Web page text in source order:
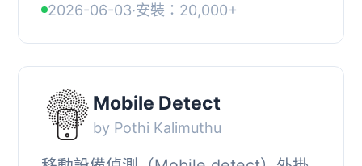
外掛可以偵測到使用者代理
(UserAgent)是否正在...
2026-06-03·安裝：20,000+
Mobile Detect
by Pothi Kalimuthu